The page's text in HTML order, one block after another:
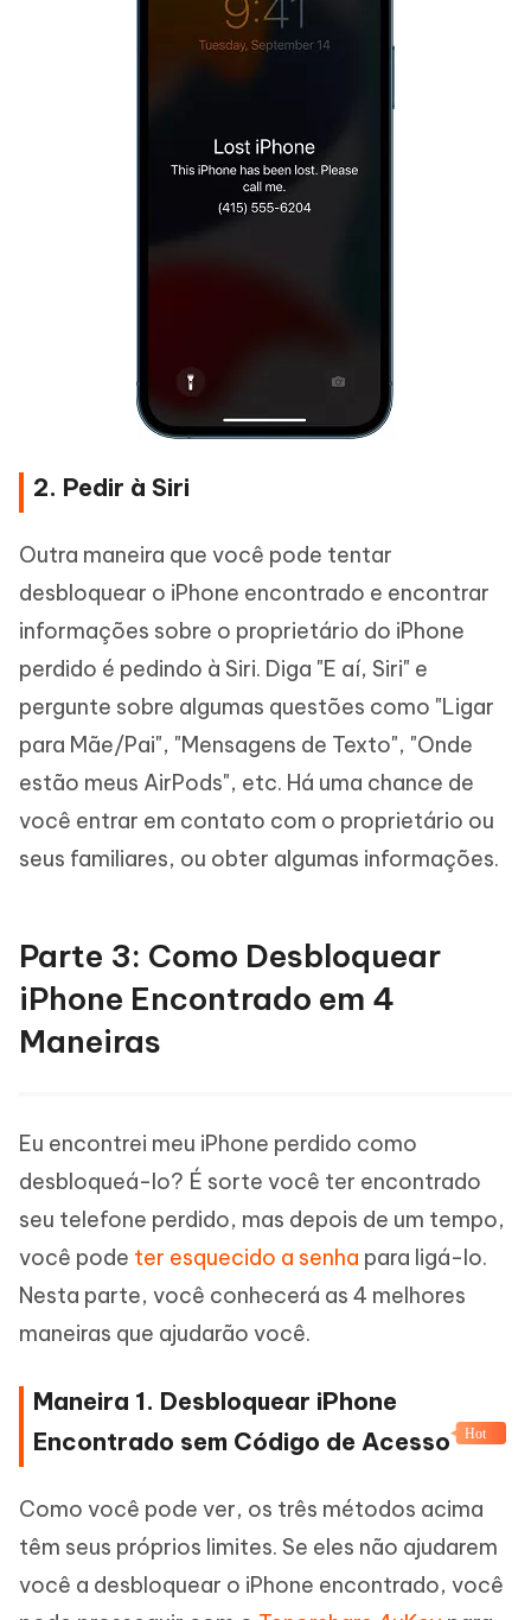
2. Pedir à Siri
Outra maneira que você pode tentar
desbloquear o iPhone encontrado e encontrar
informações sobre o proprietário do iPhone
perdido é pedindo à Siri. Diga "E aí, Siri" e
pergunte sobre algumas questões como "Ligar
para Mãe/Pai", "Mensagens de Texto", "Onde
estão meus AirPods", etc. Há uma chance de
você entrar em contato com o proprietário ou
seus familiares, ou obter algumas informações.
Parte 3: Como Desbloquear
iPhone Encontrado em 4
Maneiras
Eu encontrei meu iPhone perdido como
desbloqueá-lo? É sorte você ter encontrado
seu telefone perdido, mas depois de um tempo,
você pode ter esquecido a senha para ligá-lo.
Nesta parte, você conhecerá as 4 melhores
maneiras que ajudarão você.
Maneira 1. Desbloquear iPhone
Encontrado sem Código de Acesso
Hot
Como você pode ver, os três métodos acima
têm seus próprios limites. Se eles não ajudarem
você a desbloquear o iPhone encontrado, você